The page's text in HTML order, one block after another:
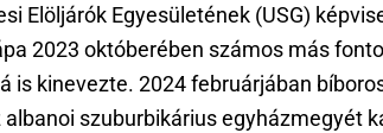
Elöljárók Egyesületének (USG)
2023 októberében számos más
is kinevezte. 2024 februárjában
szuburbikárius egyházmegyét